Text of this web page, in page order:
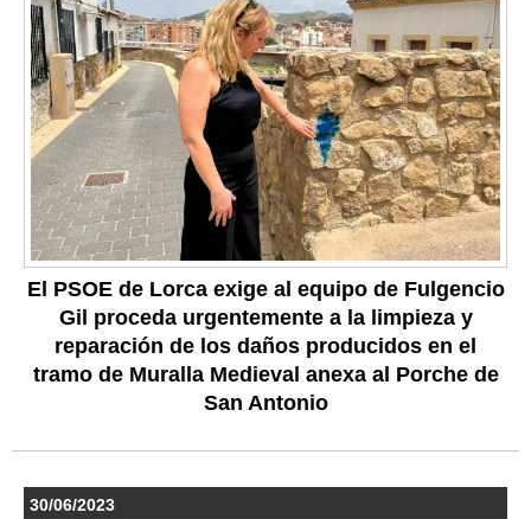
El PSOE de Lorca exige al equipo de Fulgencio
Gil proceda urgentemente a la limpieza y
reparación de los daños producidos en el
tramo de Muralla Medieval anexa al Porche de
San Antonio
30/06/2023